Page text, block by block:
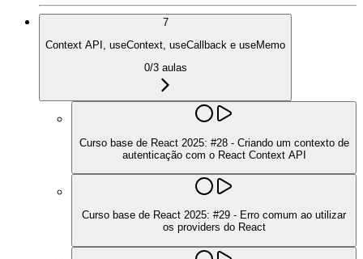
7
Context API, useContext, useCallback e useMemo
0/3aulas
Curso base de React 2025: #28 - Criando um contexto de
autenticação com o React Context API
Curso base de React 2025: #29 - Erro comum ao utilizar
os providers do React